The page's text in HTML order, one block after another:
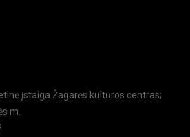
įstaiga Žagarės kultūros centras;
m.